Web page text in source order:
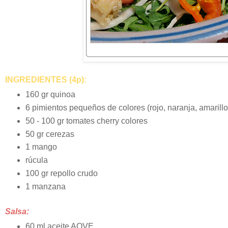
INGREDIENTES (4p):
160 gr quinoa
6 pimientos pequeños de colores (rojo, naranja,
50 - 100 gr tomates cherry colores
50 gr cerezas
1 mango
rúcula
100 gr repollo crudo
1 manzana
Salsa: